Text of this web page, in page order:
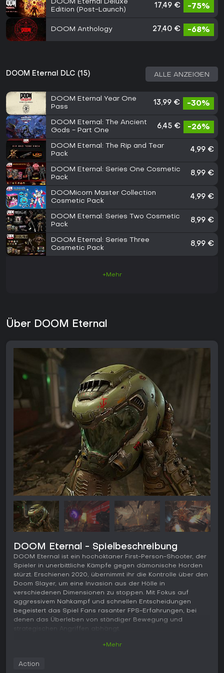
DOOM Eternal Deluxe
Edition (Post-Launch)
17,49 € -75%
DOOM Anthology 27,40 € -68%
DOOM Eternal DLC (15) ALLE ANZEIGEN
DOOM Eternal Year One
Pass
13,99 € -30%
DOOM Eternal: The Ancient
Gods - Part One
6,45 € -26%
DOOM Eternal: The Rip and Tear
Pack
4,99 €
DOOM Eternal: Series One Cosmetic
Pack
8,99 €
DOOMicorn Master Collection
Cosmetic Pack
4,99 €
DOOM Eternal: Series Two Cosmetic
Pack
8,99 €
DOOM Eternal: Series Three
Cosmetic Pack
8,99 €
+Mehr
Über DOOM Eternal
DOOM Eternal - Spielbeschreibung
DOOM Eternal ist ein hochoktaner First-Person-Shooter, der
Spieler in unerbittliche Kämpfe gegen dämonische Horden
stürzt. Erschienen 2020, übernimmt ihr die Kontrolle über den
Doom Slayer, um eine Invasion aus der Hölle in
verschiedenen Dimensionen zu stoppen. Mit Fokus auf
aggressivem Nahkampf und schnellen Entscheidungen
begeistert das Spiel Fans rasanter FPS-Erfahrungen, bei
denen das Überleben von ständiger Bewegung und
strategischen Angriffen abhängt.
+Mehr
Action